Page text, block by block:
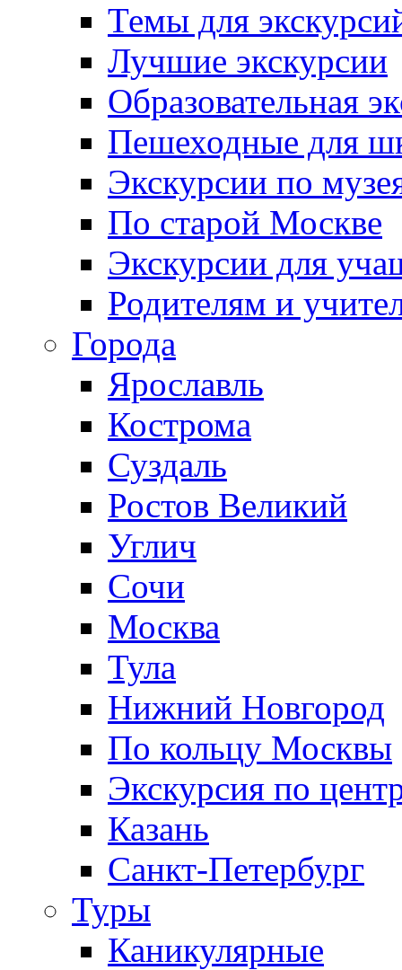
Темы для
Лучшие экскурсии
Образовательная
Пешеходные для
Экскурсии по
По старой Москве
Экскурсии для
Родителям и
Города
Ярославль
Кострома
Суздаль
Ростов Великий
Углич
Сочи
Москва
Тула
Нижний Новгород
По кольцу Москвы
Экскурсия по
Казань
Санкт-Петербург
Туры
Каникулярные